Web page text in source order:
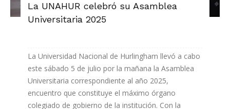
La UNAHUR celebró su Asamblea
Universitaria 2025
La Universidad Nacional de Hurlingham llevó a cabo
este sábado 5 de julio por la mañana la Asamblea
Universitaria correspondiente al año 2025,
encuentro que constituye el máximo órgano
colegiado de gobierno de la institución. Con la